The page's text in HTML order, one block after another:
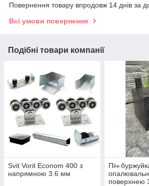
Повернення товару впродовж 14 днів за
Всі умови повернення
Подібні товари компанії
Svit Vorit Econom 400 з
напрямною 3.6 мм
Піч-
поверхнею